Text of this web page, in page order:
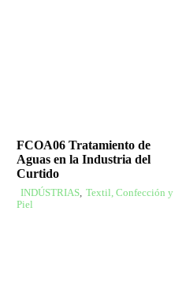
FCOA06 Tratamiento de
Aguas en la Industria del
Curtido
INDÚSTRIAS, Textil, Confección y
Piel